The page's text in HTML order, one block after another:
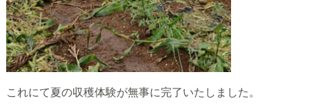
これにて夏の収穫体験が無事に完了いたしました。